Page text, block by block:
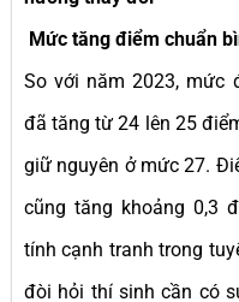
Mức tăng điểm chuẩn
So với năm 2023, mức
đã tăng từ 24 lên 25
giữ nguyên ở mức 27.
cũng tăng khoảng 0,3
tính cạnh tranh trong
đòi hỏi thí sinh cần có